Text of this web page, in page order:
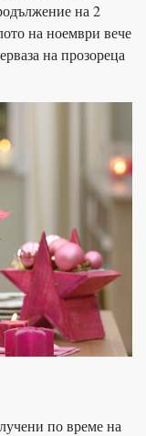
на 2
на ноември вече
на прозореца
по време на